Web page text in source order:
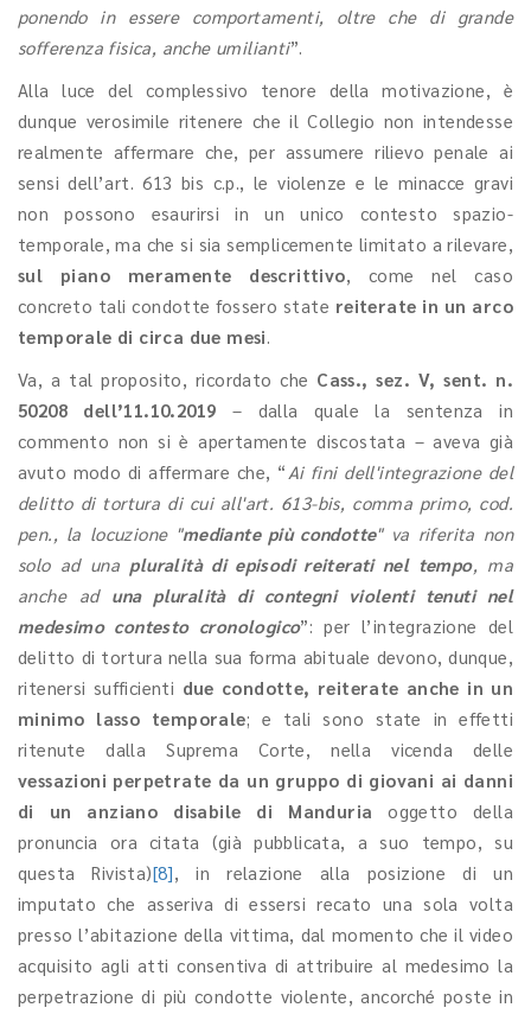
ponendo in essere comportamenti, oltre che di grande
sofferenza fisica, anche umilianti”.
Alla luce del complessivo tenore della motivazione, è
dunque verosimile ritenere che il Collegio non intendesse
realmente affermare che, per assumere rilievo penale ai
sensi dell’art. 613 bis c.p., le violenze e le minacce gravi
non possono esaurirsi in un unico contesto spazio-
temporale, ma che si sia semplicemente limitato a rilevare,
sul piano meramente descrittivo, come nel caso
concreto tali condotte fossero state reiterate in un arco
temporale di circa due mesi.
Va, a tal proposito, ricordato che Cass., sez. V, sent. n.
50208 dell’11.10.2019 – dalla quale la sentenza in
commento non si è apertamente discostata – aveva già
avuto modo di affermare che, “ Ai fini dell'integrazione del
delitto di tortura di cui all'art. 613-bis, comma primo, cod.
pen., la locuzione "mediante più condotte" va riferita non
solo ad una pluralità di episodi reiterati nel tempo, ma
anche ad una pluralità di contegni violenti tenuti nel
medesimo contesto cronologico”: per l’integrazione del
delitto di tortura nella sua forma abituale devono, dunque,
ritenersi sufficienti due condotte, reiterate anche in un
minimo lasso temporale; e tali sono state in effetti
ritenute dalla Suprema Corte, nella vicenda delle
vessazioni perpetrate da un gruppo di giovani ai danni
di un anziano disabile di Manduria oggetto della
pronuncia ora citata (già pubblicata, a suo tempo, su
questa Rivista)[8], in relazione alla posizione di un
imputato che asseriva di essersi recato una sola volta
presso l’abitazione della vittima, dal momento che il video
acquisito agli atti consentiva di attribuire al medesimo la
perpetrazione di più condotte violente, ancorché poste in